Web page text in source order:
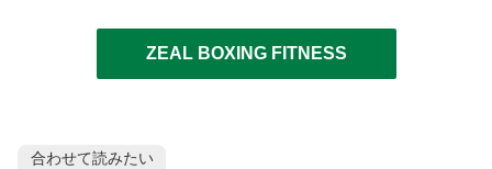
ZEAL BOXING FITNESS
合わせて読みたい